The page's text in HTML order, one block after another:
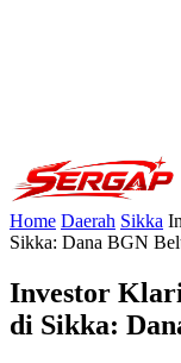
Home Daerah Sikka
Sikka: Dana BGN
Investor
di Sikka: